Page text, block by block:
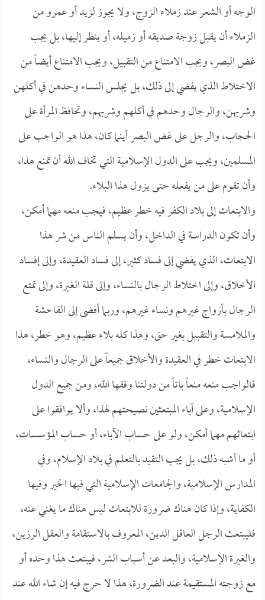
الوجه أو الشعر عند زملاء الزوج، ولا يجوز لزيد أو عمرو من
الزملاء أن يقبل زوجة صديقه أو زميله، أو ينظر إليها، بل يجب
غض البصر، ويجب الامتناع من التقبيل، ويجب الامتناع أيضاً من
الاختلاط الذي يفضي إلى ذلك، بل يجلس النساء وحدهن في أكلهن
وشربهن، والرجال وحدهم في أكلهم وشربهم، وتحافظ المرأة على
الحجاب، والرجل على غض البصر أينما كان، هذا هو الواجب على
المسلمين، ويجب على الدول الإسلامية التي تخاف الله أن تمنع هذا،
وأن تقوم على من يفعله حتى يزول هذا البلاء.
والابتعاث إلى بلاد الكفر فيه خطر عظيم، فيجب منعه مهما أمكن،
وأن تكون الدراسة في الداخل، وأن يسلم الناس من شر هذا
الابتعاث، الذي يفضي إلى فساد كثير، إلى فساد العقيدة، وإلى إفساد
الأخلاق، وإلى اختلاط الرجال بالنساء، وإلى قلة الغيرة، وإلى تمتع
الرجال بأزواج غيرهم ونساء غيرهم، وربما أفضى إلى الفاحشة
والملامسة والتقبيل بغير حق، وهذا كله بلاء عظيم، وهو خطر، هذا
الابتعاث خطر في العقيدة والأخلاق جميعاً على الرجال والنساء،
فالواجب منعه منعاً باتاً من دولتنا وفقها الله، ومن جميع الدول
الإسلامية، وعلى آباء المبتعثين نصيحتهم لهذا، وألا يوافقوا على
ابتعاثهم مهما أمكن، ولو على حساب الآباء، أو حساب المؤسسات،
أو ما أشبه ذلك، بل يجب التقيد بالتعلم في بلاد الإسلام، وفي
المدارس الإسلامية، والجامعات الإسلامية التي فيها الخير وفيها
الكفاية، وإذا كان هناك ضرورة للابتعاث ليس هناك ما يغني عنه،
فليبتعث الرجل العاقل الدين، المعروف بالاستقامة والعقل الرزين،
والغيرة الإسلامية، والبعد عن أسباب الشر، فيبتعث هذا وحده أو
مع زوجته المستقيمة عند الضرورة، هذا لا حرج فيه إن شاء الله عند